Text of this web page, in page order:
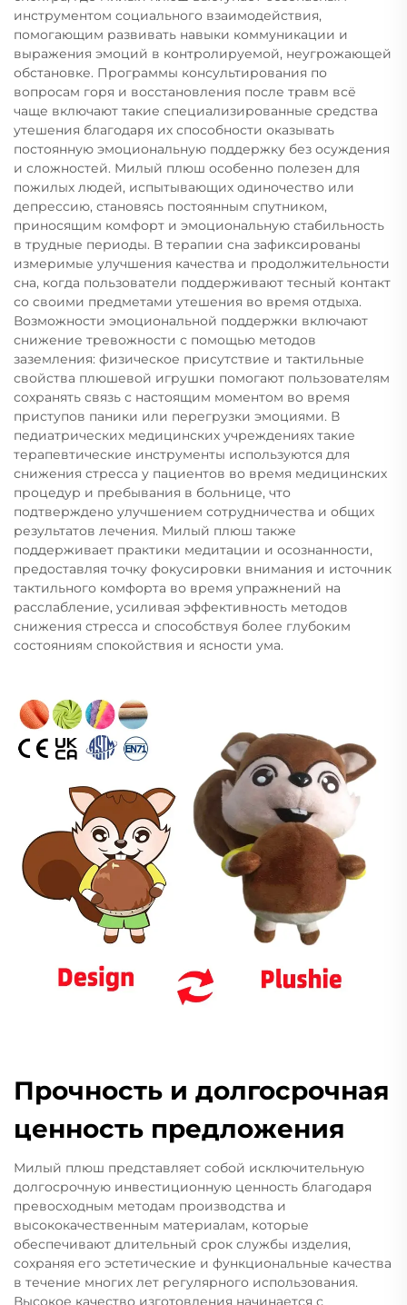
инструментом социального взаимодействия,
помогающим развивать навыки коммуникации и
выражения эмоций в контролируемой, неугрожающей
обстановке. Программы консультирования по
вопросам горя и восстановления после травм всё
чаще включают такие специализированные средства
утешения благодаря их способности оказывать
постоянную эмоциональную поддержку без осуждения
и сложностей. Милый плюш особенно полезен для
пожилых людей, испытывающих одиночество или
депрессию, становясь постоянным спутником,
приносящим комфорт и эмоциональную стабильность
в трудные периоды. В терапии сна зафиксированы
измеримые улучшения качества и продолжительности
сна, когда пользователи поддерживают тесный контакт
со своими предметами утешения во время отдыха.
Возможности эмоциональной поддержки включают
снижение тревожности с помощью методов
заземления: физическое присутствие и тактильные
свойства плюшевой игрушки помогают пользователям
сохранять связь с настоящим моментом во время
приступов паники или перегрузки эмоциями. В
педиатрических медицинских учреждениях такие
терапевтические инструменты используются для
снижения стресса у пациентов во время медицинских
процедур и пребывания в больнице, что
подтверждено улучшением сотрудничества и общих
результатов лечения. Милый плюш также
поддерживает практики медитации и осознанности,
предоставляя точку фокусировки внимания и источник
тактильного комфорта во время упражнений на
расслабление, усиливая эффективность методов
снижения стресса и способствуя более глубоким
состояниям спокойствия и ясности ума.
Прочность и долгосрочная
ценность предложения
Милый плюш представляет собой исключительную
долгосрочную инвестиционную ценность благодаря
превосходным методам производства и
высококачественным материалам, которые
обеспечивают длительный срок службы изделия,
сохраняя его эстетические и функциональные качества
в течение многих лет регулярного использования.
Высокое качество изготовления начинается с